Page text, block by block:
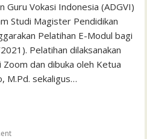
Vokasi Indonesia (ADGVI)
Studi Magister Pendidikan
Pelatihan E-Modul bagi
Pelatihan dilaksanakan
dan dibuka oleh Ketua
M.Pd. sekaligus…